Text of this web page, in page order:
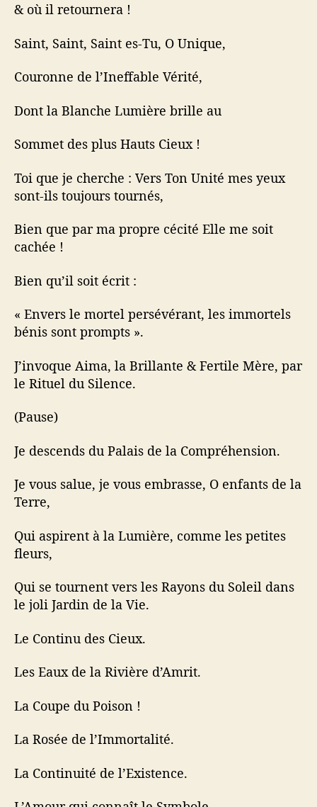
& où il retournera !
Saint, Saint, Saint es-Tu, O Unique,
Couronne de l’Ineffable Vérité,
Dont la Blanche Lumière brille au
Sommet des plus Hauts Cieux !
Toi que je cherche : Vers Ton Unité mes yeux
sont-ils toujours tournés,
Bien que par ma propre cécité Elle me soit
cachée !
Bien qu’il soit écrit :
« Envers le mortel persévérant, les immortels
bénis sont prompts ».
J’invoque Aima, la Brillante & Fertile Mère, par
le Rituel du Silence.
(Pause)
Je descends du Palais de la Compréhension.
Je vous salue, je vous embrasse, O enfants de la
Terre,
Qui aspirent à la Lumière, comme les petites
fleurs,
Qui se tournent vers les Rayons du Soleil dans
le joli Jardin de la Vie.
Le Continu des Cieux.
Les Eaux de la Rivière d’Amrit.
La Coupe du Poison !
La Rosée de l’Immortalité.
La Continuité de l’Existence.